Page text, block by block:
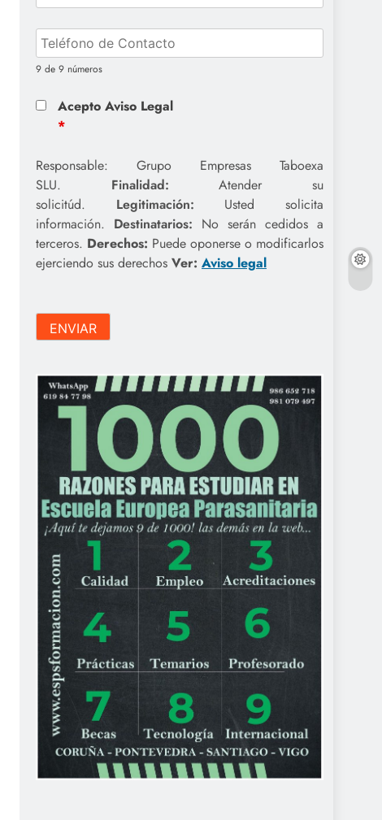
9 de 9 números
Acepto Aviso Legal
*
Responsable: Grupo Empresas Taboexa
SLU. Finalidad:Atender su
solicitúd. Legitimación: Usted solicita
información. Destinatarios: No serán cedidos a
terceros. Derechos: Puede oponerse o modificarlos
ejerciendo sus derechos Ver: Aviso legal